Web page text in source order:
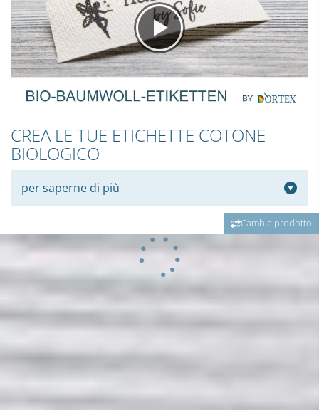
CREA LE TUE ETICHETTE COTONE
BIOLOGICO
per saperne di più